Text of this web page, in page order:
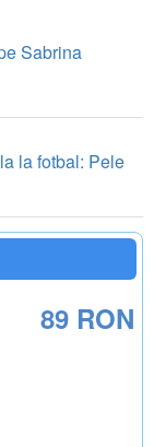
Sabrina
la fotbal: Pele
89 RON